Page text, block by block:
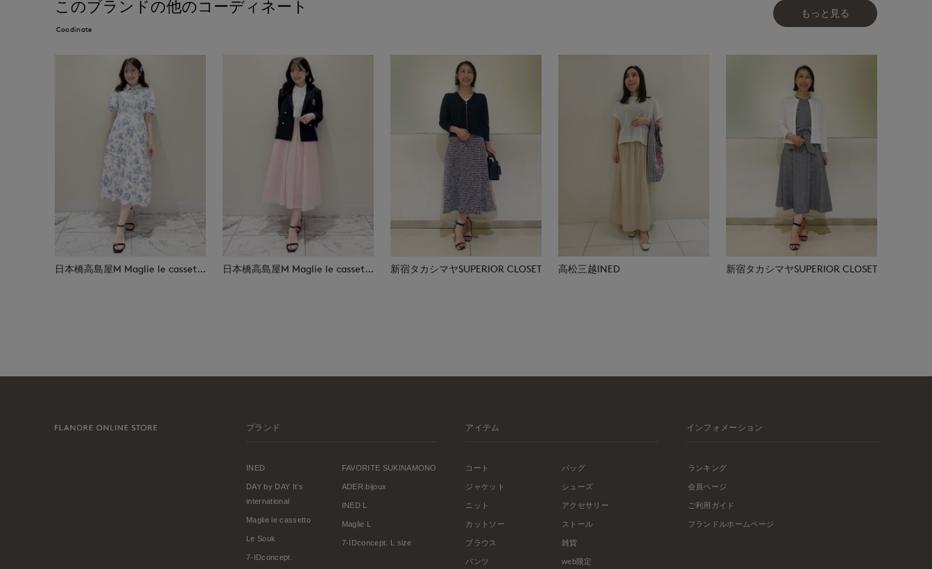
このブランドの他のコーディネート
Coodinate
もっと見る
日本橋高島屋M Maglie le cassetto 日本橋高島屋M Maglie le cassetto 新宿タカシマヤSUPERIOR CLOSET 高松三越INED 新宿タカシマヤSUPERIOR CLOSET
ブランド
INED
DAY by DAY It's
international
Maglie le cassetto
Le Souk
7-IDconcept.
FAVORITE SUKINAMONO
ADER.bijoux
INED L
Maglie L
7-IDconcept. L size
アイテム
コート
ジャケット
ニット
カットソー
ブラウス
パンツ
バッグ
シューズ
アクセサリー
ストール
雑貨
web限定
インフォメーション
ランキング
会員ページ
ご利用ガイド
フランドルホームページ